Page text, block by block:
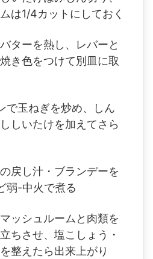
は1/4カットにしておく
ターを熱し、レバーと
き色をつけて別皿に取
で玉ねぎを炒め、しん
しいたけを加えてさら
戻し汁・ブランデーを
弱-中火で煮る
ッシュルームと肉類を
ちさせ、塩こしょう・
整えたら出来上がり